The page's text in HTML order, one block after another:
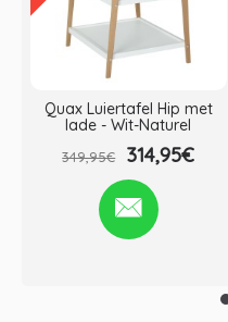
Quax Luiertafel Hip met
lade - Wit-Naturel
349,95€ 314,95€